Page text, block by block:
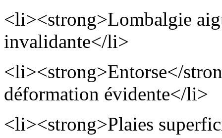
<li><strong>Lombalgie
invalidante</li>
<li><strong>Entorse</
déformation évidente</li>
<li><strong>Plaies